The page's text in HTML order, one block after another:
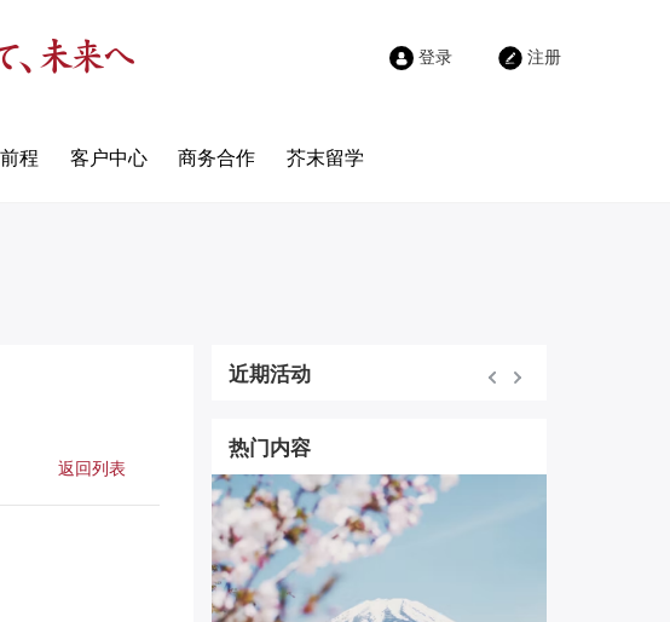
登录 注册
程 客户中心 商务合作 芥末留学
返回列表
近期活动
热门内容